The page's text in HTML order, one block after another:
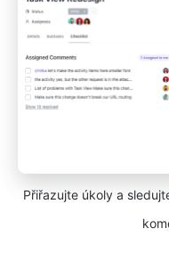
Přiřazujte úkoly a